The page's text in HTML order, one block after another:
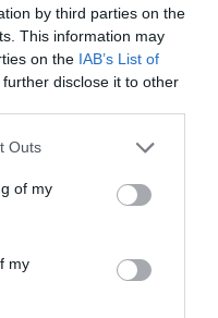
by third parties on the
This information may
on the IAB’s List of
disclose it to other
one or more Google
You may click to
its third-party tags to
in below Google
Outs
of my
my
χώρες του Κόλπου:
θα σας